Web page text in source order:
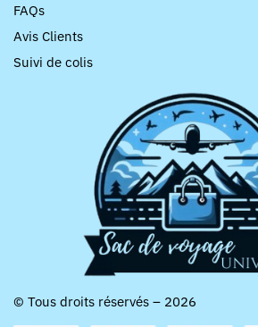
FAQs
Avis Clients
Suivi de colis
© Tous droits réservés – 2026